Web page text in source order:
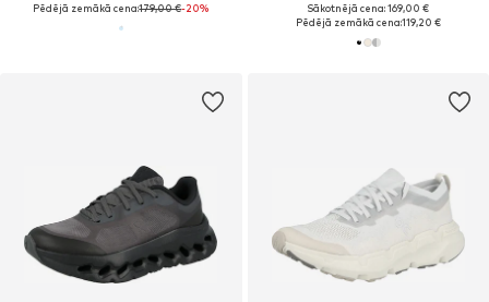
Pēdējā zemākā cena:179,00 €-20%
Sākotnējā cena: 169,00 €
Pēdējā zemākā cena:119,20 €